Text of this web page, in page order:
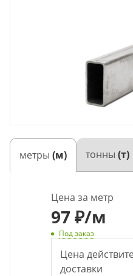
метры (м) тонны (т)
Цена за метр
97 ₽/м
Под заказ
Цена
доставки